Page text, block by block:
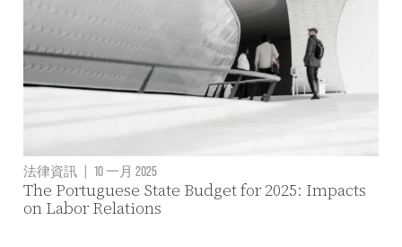
法律資訊 10 一月 2025
The Portuguese State Budget for 2025: Impacts
on Labor Relations